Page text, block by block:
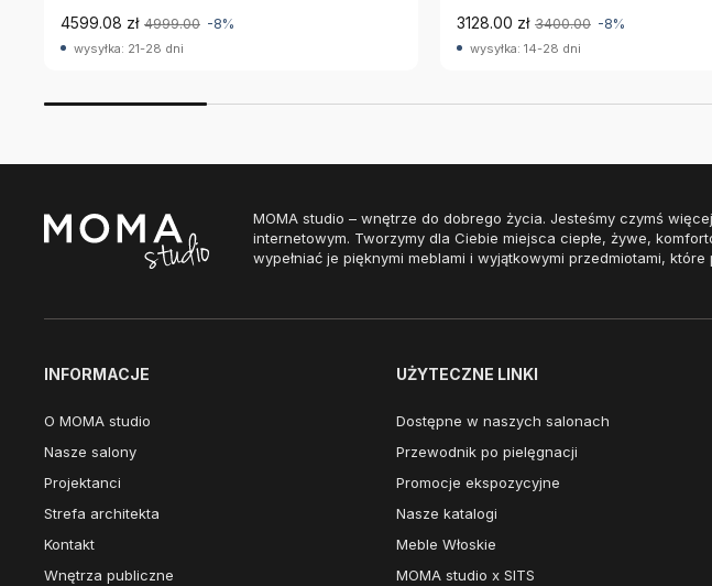
4599.08 zł 4999.00 -8%
wysyłka: 21-28 dni
3128.00 zł 3400.00 -8%
wysyłka: 14-28 dni
MOMA studio – wnętrze do dobrego życia. Jesteśmy czymś
internetowym. Tworzymy dla Ciebie miejsca ciepłe, żywe,
wypełniać je pięknymi meblami i wyjątkowymi przedmiotami, które
INFORMACJE
O MOMA studio
Nasze salony
Projektanci
Strefa architekta
Kontakt
Wnętrza publiczne
UŻYTECZNE LINKI
Dostępne w naszych salonach
Przewodnik po pielęgnacji
Promocje ekspozycyjne
Nasze katalogi
Meble Włoskie
MOMA studio x SITS